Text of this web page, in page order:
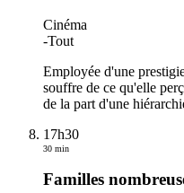
Cinéma
-Tout
Employée d'une
souffre de ce qu'elle
de la part d'une
17h30
30 min
Familles